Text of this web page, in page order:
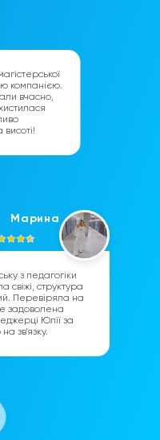
компанією.
вчасно,
висоті!
Марина
з педагогіки
свіжі, структура
Перевіряла на
задоволена
Юлії за
зв'язку.